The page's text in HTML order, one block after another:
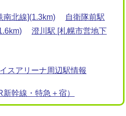
南北線](1.3km)
自衛隊前駅
澄川駅 [札幌市営地下
スアリーナ周辺駅情報
幹線・特急＋宿）